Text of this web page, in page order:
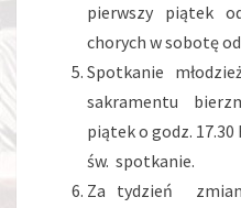
pierwszy piątek
chorych w sobotę
Spotkanie
sakramentu
piątek o godz. 17.30
św. spotkanie.
Za tydzień